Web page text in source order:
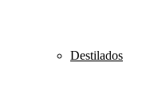
Destilados